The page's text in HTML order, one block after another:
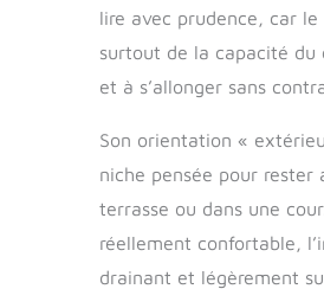
lire avec prudence, car
surtout de la capacité du
et à s’allonger sans
Son orientation «
niche pensée pour rester
terrasse ou dans une
réellement confortable,
drainant et légèrement